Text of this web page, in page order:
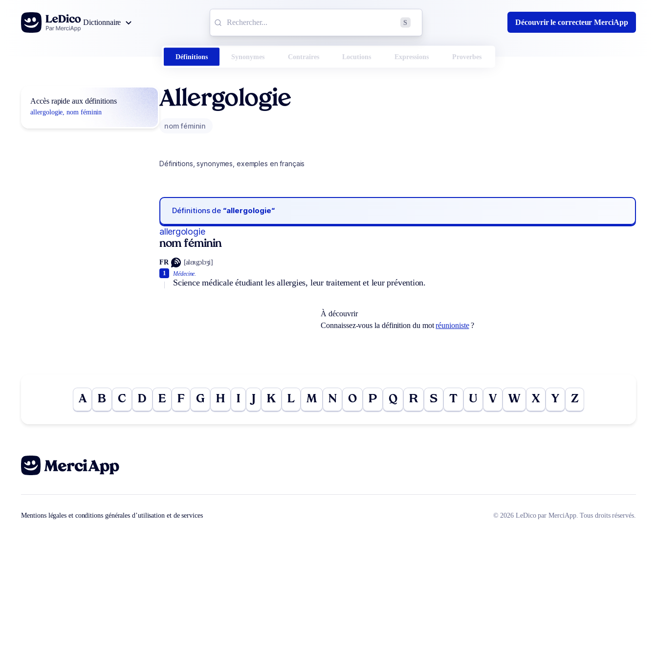
Aller au contenu
Dictionnaire
S Découvrir le correcteur MerciApp
Définitions Synonymes Contraires Locutions Expressions Proverbes
Accès rapide aux définitions
allergologie, nom féminin
Allergologie
nom féminin
Définitions, synonymes, exemples en français
Définitions de “allergologie“
allergologie
nom féminin
FR [alɛʀgɔlɔʒi]
Médecine.
Science médicale étudiant les allergies, leur traitement et leur prévention.
1
À découvrir
Connaissez-vous la définition du motréunioniste?
A B C D E F G H I K L M N O P Q R S T U V W X Y Z
Mentions légales et conditions générales d’utilisation et de services © 2026 LeDico par MerciApp. Tous droits réservés.